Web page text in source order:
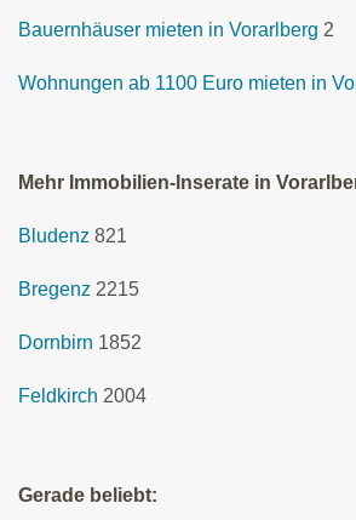
Bauernhäuser mieten in Vorarlberg 2
Wohnungen ab 1100 Euro mieten in
Mehr Immobilien-Inserate in
Bludenz 821
Bregenz 2215
Dornbirn 1852
Feldkirch 2004
Gerade beliebt: